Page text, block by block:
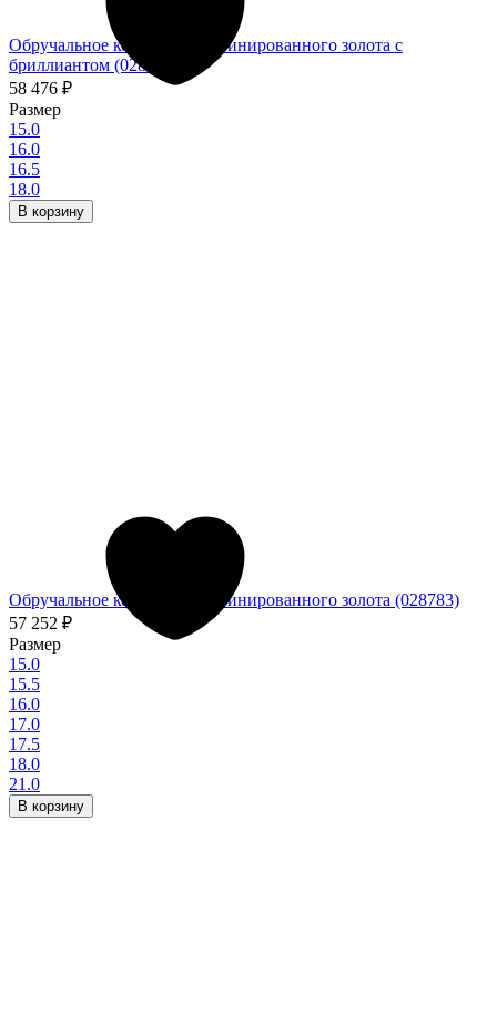
Обручальное кольцо из комбинированного золота с
бриллиантом (028786)
58 476 ₽
Размер
15.0
16.0
16.5
18.0
В корзину
Обручальное кольцо из комбинированного золота (028783)
57 252 ₽
Размер
15.0
15.5
16.0
17.0
17.5
18.0
21.0
В корзину